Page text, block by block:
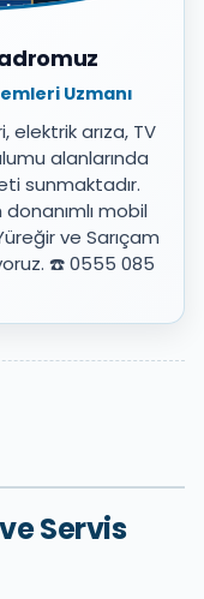
Uzmanı
arıza, TV
alanlarında
sunmaktadır.
mobil
ve Sarıçam
☎️ 0555 085
Servis